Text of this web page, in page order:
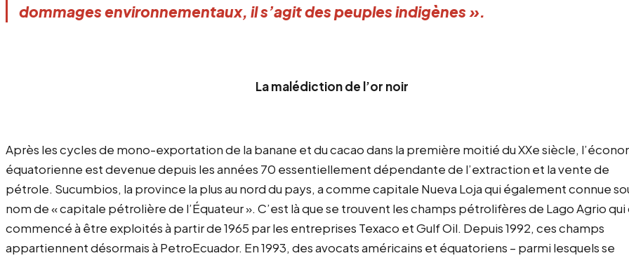
dommages environnementaux, il s’agit des peuples indigènes ».
La malédiction de l’or noir
Après les cycles de mono-exportation de la banane et du cacao dans la première moitié du XXe siècle,
équatorienne est devenue depuis les années 70 essentiellement dépendante de l’extraction et la vente de
pétrole. Sucumbios, la province la plus au nord du pays, a comme capitale Nueva Loja qui également connue
nom de « capitale pétrolière de l’Équateur ». C’est là que se trouvent les champs pétrolifères de Lago Agrio qui
commencé à être exploités à partir de 1965 par les entreprises Texaco et Gulf Oil. Depuis 1992, ces champs
appartiennent désormais à PetroEcuador. En 1993, des avocats américains et équatoriens – parmi lesquels se